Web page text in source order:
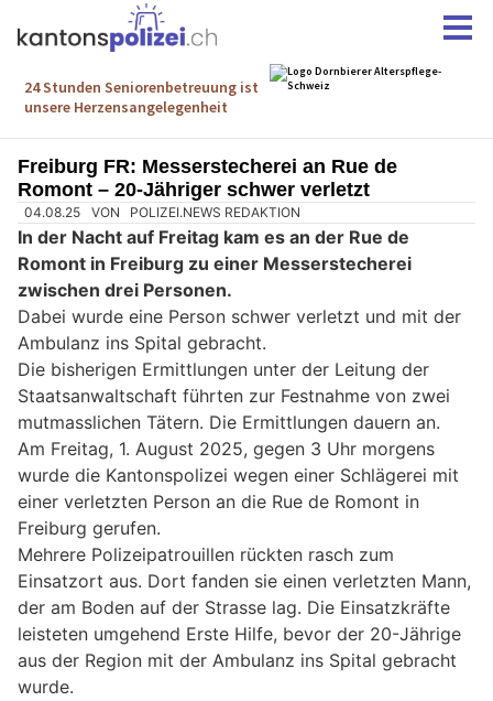
Freiburg FR: Messerstecherei an Rue de
Romont – 20-Jähriger schwer verletzt
04.08.25 VON POLIZEI.NEWS REDAKTION
In der Nacht auf Freitag kam es an der Rue de
Romont in Freiburg zu einer Messerstecherei
zwischen drei Personen.
Dabei wurde eine Person schwer verletzt und mit der
Ambulanz ins Spital gebracht.
Die bisherigen Ermittlungen unter der Leitung der
Staatsanwaltschaft führten zur Festnahme von zwei
mutmasslichen Tätern. Die Ermittlungen dauern an.
Am Freitag, 1. August 2025, gegen 3 Uhr morgens
wurde die Kantonspolizei wegen einer Schlägerei mit
einer verletzten Person an die Rue de Romont in
Freiburg gerufen.
Mehrere Polizeipatrouillen rückten rasch zum
Einsatzort aus. Dort fanden sie einen verletzten Mann,
der am Boden auf der Strasse lag. Die Einsatzkräfte
leisteten umgehend Erste Hilfe, bevor der 20-Jährige
aus der Region mit der Ambulanz ins Spital gebracht
wurde.